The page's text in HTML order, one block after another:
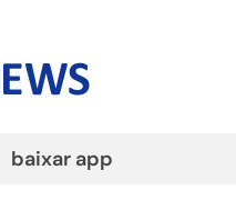
baixar app